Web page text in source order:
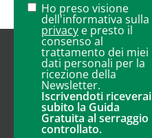
Ho preso visione
dell'informativa sulla
privacy e presto il
consenso al
trattamento dei miei
dati personali per la
ricezione della
Newsletter.
Iscrivendoti riceverai
subito la Guida
Gratuita al serraggio
controllato.